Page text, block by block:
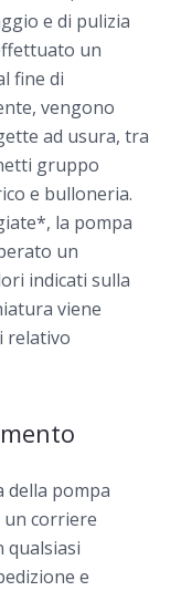
e di pulizia
un
fine di
vengono
ad usura, tra
gruppo
e bulloneria.
la pompa
un
indicati sulla
viene
relativo
della pompa
un corriere
qualsiasi
e